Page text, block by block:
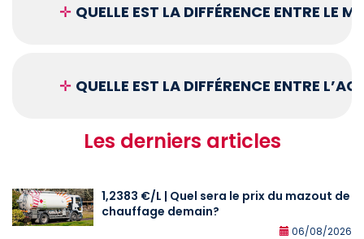
✛ QUELLE EST LA DIFFÉRENCE ENTRE LE
✛ QUELLE EST LA DIFFÉRENCE ENTRE
Les derniers articles
1,2383 €/L | Quel sera le prix du mazout de
chauffage demain?
06/08/2026